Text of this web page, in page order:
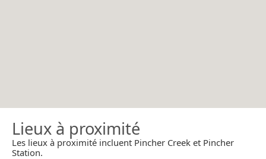
Lieux à proximité
Les lieux à proximité incluent Pincher Creek et Pincher
Station.